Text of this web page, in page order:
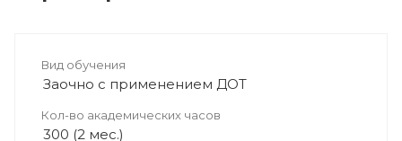
Вид обучения
Заочно с применением ДОТ
Кол-во академических часов
300 (2 мес.)